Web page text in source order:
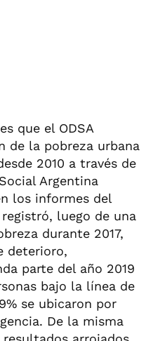
que el ODSA
de la pobreza urbana
2010 a través de
Argentina
los informes del
luego de una
durante 2017,
deterioro,
parte del año 2019
bajo la línea de
se ubicaron por
De la misma